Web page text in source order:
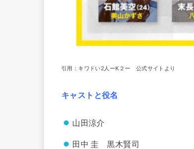
引用：キワドい2人ーK２ー 公式サイトより
キャストと役名
山田涼介
田中 圭 黒木賢司